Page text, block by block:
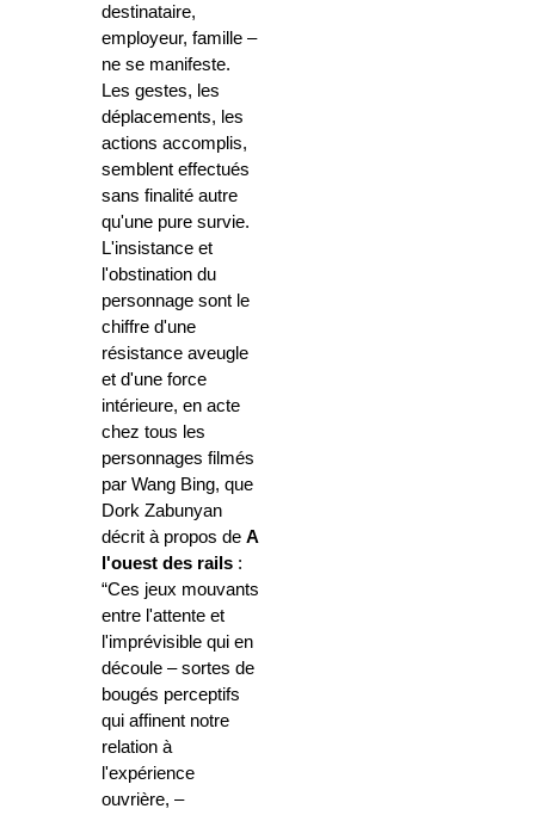
destinataire,
employeur, famille –
ne se manifeste.
Les gestes, les
déplacements, les
actions accomplis,
semblent effectués
sans finalité autre
qu'une pure survie.
L'insistance et
l'obstination du
personnage sont le
chiffre d'une
résistance aveugle
et d'une force
intérieure, en acte
chez tous les
personnages filmés
par Wang Bing, que
Dork Zabunyan
décrit à propos de A
l'ouest des rails :
“Ces jeux mouvants
entre l'attente et
l'imprévisible qui en
découle – sortes de
bougés perceptifs
qui affinent notre
relation à
l'expérience
ouvrière, –